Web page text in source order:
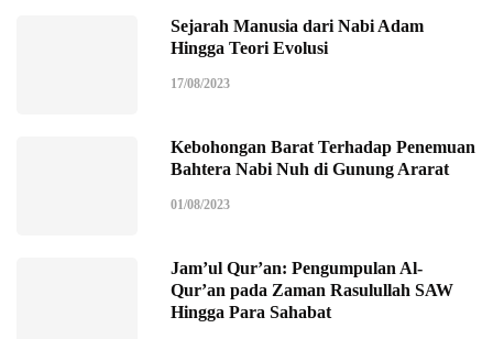
Sejarah Manusia dari Nabi Adam
Hingga Teori Evolusi
17/08/2023
Kebohongan Barat Terhadap Penemuan
Bahtera Nabi Nuh di Gunung Ararat
01/08/2023
Jam’ul Qur’an: Pengumpulan Al-
Qur’an pada Zaman Rasulullah SAW
Hingga Para Sahabat